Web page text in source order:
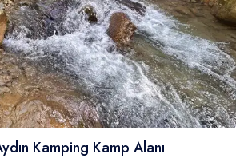
Kamping Kamp Alanı